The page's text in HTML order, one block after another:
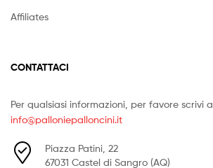
Affiliates
CONTATTACI
Per qualsiasi informazioni, per favore scrivi a
info@palloniepalloncini.it
Piazza Patini, 22
67031 Castel di Sangro (AQ)